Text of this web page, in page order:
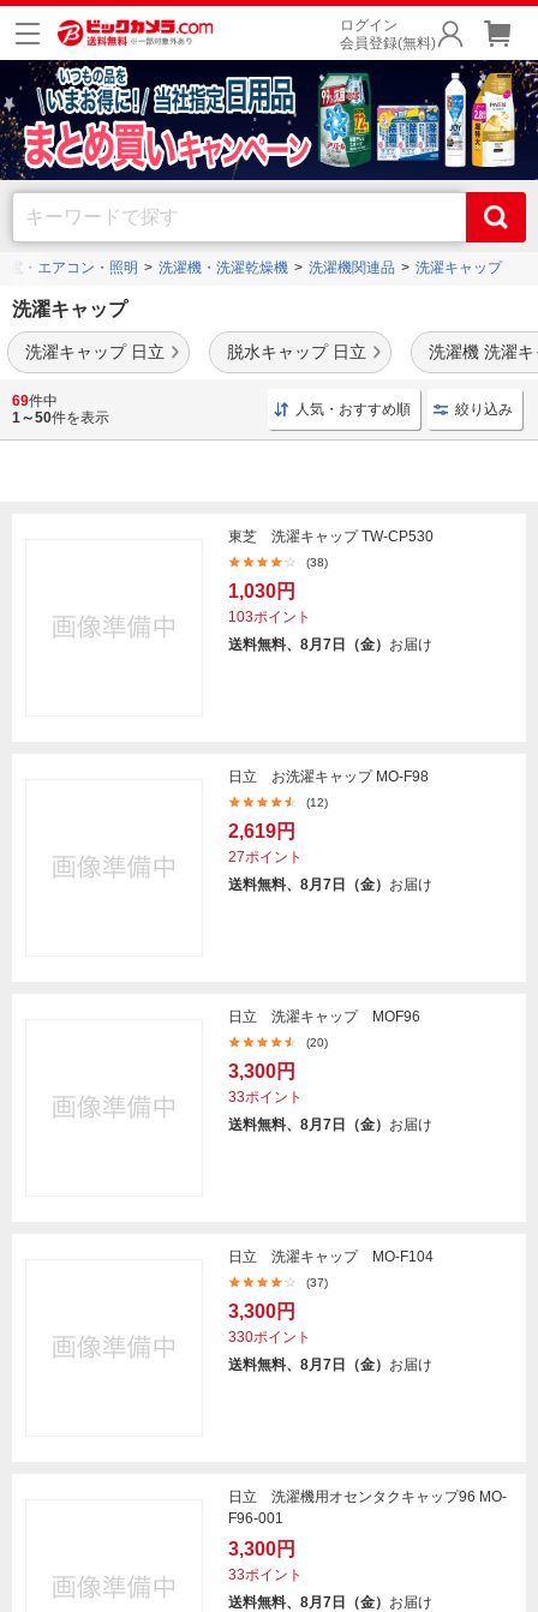
ログイン
会員登録(無料)
電・エアコン・照明 洗濯機・洗濯乾燥機 洗濯機関連品 洗濯キャップ
洗濯キャップ
洗濯キャップ 日立 脱水キャップ 日立 洗濯機 洗濯
パナソニック
などの人気メーカーの洗濯キャップを豊富に取り揃え
ております。
69件中
1～50件を表示 人気・おすすめ順 絞り込み
東芝 洗濯キャップ TW-CP530
(38)
1,030円
103ポイント
送料無料、8月7日（金） お届け
日立 お洗濯キャップ MO-F98
(12)
2,619円
27ポイント
送料無料、8月7日（金） お届け
日立 洗濯キャップ MOF96
(20)
3,300円
33ポイント
送料無料、8月7日（金） お届け
日立 洗濯キャップ MO-F104
(37)
3,300円
330ポイント
送料無料、8月7日（金） お届け
日立 洗濯機用オセンタクキャップ96 MO-
F96-001
3,300円
33ポイント
送料無料、8月7日（金） お届け